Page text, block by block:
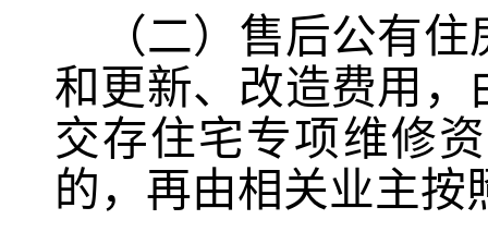
（二）售后公有
和更新、改造费用
交存住宅专项维修
的，再由相关业主按